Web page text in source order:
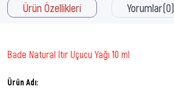
Ürün Özellikleri Yorumlar(0)
Bade Natural Itır Uçucu Yağı 10 ml
Ürün Adı: